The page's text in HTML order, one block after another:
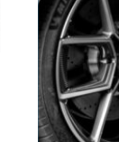
skött kan...